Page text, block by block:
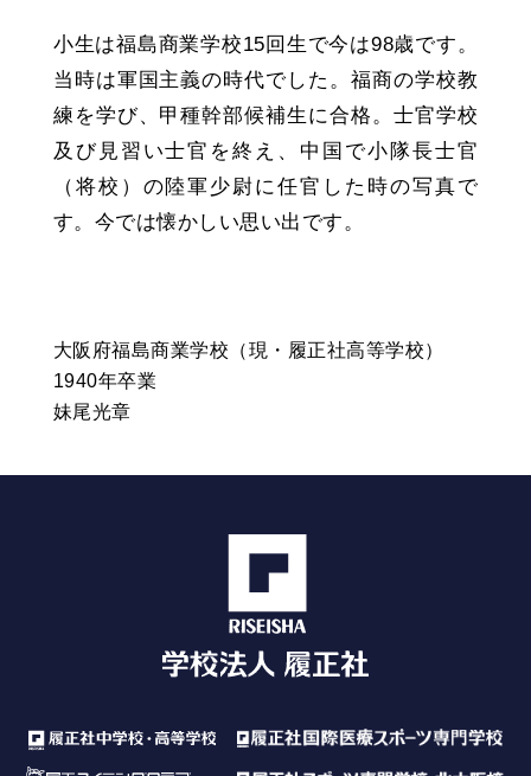
小生は福島商業学校15回生で今は98歳です。
当時は軍国主義の時代でした。福商の学校教
練を学び、甲種幹部候補生に合格。士官学校
及び見習い士官を終え、中国で小隊長士官
（将校）の陸軍少尉に任官した時の写真で
す。今では懐かしい思い出です。
大阪府福島商業学校（現・履正社高等学校）
1940年卒業
妹尾光章